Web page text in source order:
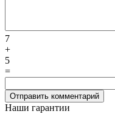
7
+
5
=
Наши гарантии